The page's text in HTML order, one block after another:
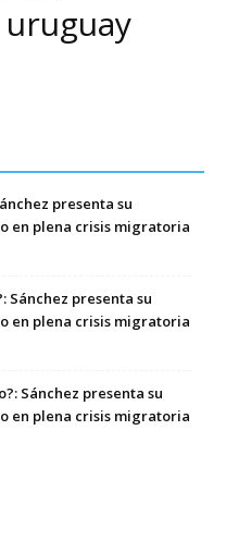
uruguay
presenta su
en plena crisis migratoria
Sánchez presenta su
en plena crisis migratoria
Sánchez presenta su
en plena crisis migratoria